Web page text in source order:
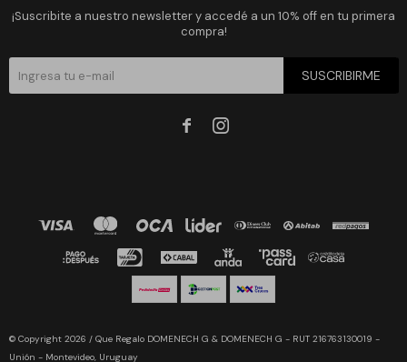
¡Suscribite a nuestro newsletter y accedé a un 10% off en tu primera
compra!
SUSCRIBIRME
 
© Copyright 2026 / Que Regalo DOMENECH G & DOMENECH G - RUT 216763130019 -
Unión - Montevideo, Uruguay